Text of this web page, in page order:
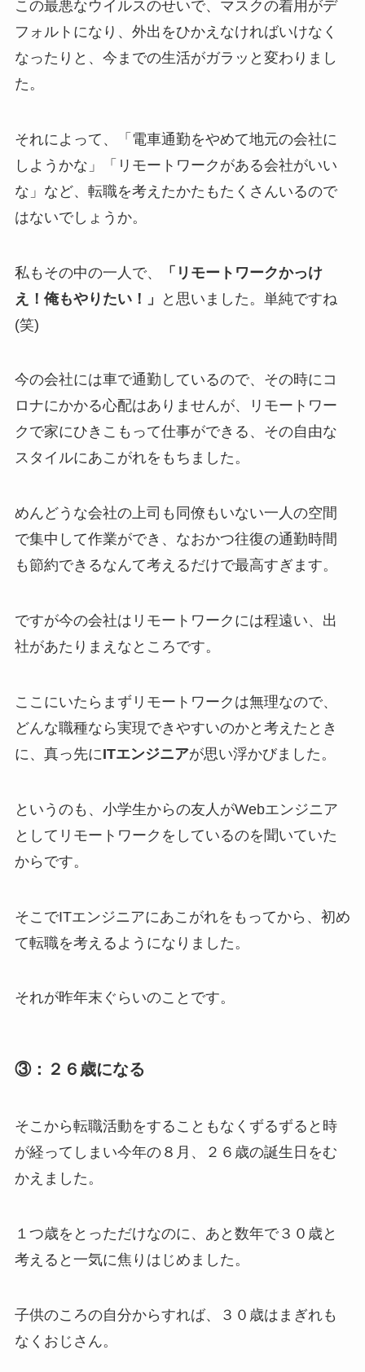
この最悪なウイルスのせいで、マスクの着用がデ
フォルトになり、外出をひかえなければいけなく
なったりと、今までの生活がガラッと変わりまし
た。
それによって、「電車通勤をやめて地元の会社に
しようかな」「リモートワークがある会社がいい
な」など、転職を考えたかたもたくさんいるので
はないでしょうか。
私もその中の一人で、
「リモートワークかっけ
え！俺もやりたい！」
と思いました。単純ですね
(笑)
今の会社には車で通勤しているので、その時にコ
ロナにかかる心配はありませんが、リモートワー
クで家にひきこもって仕事ができる、その自由な
スタイルにあこがれをもちました。
めんどうな会社の上司も同僚もいない一人の空間
で集中して作業ができ、なおかつ往復の通勤時間
も節約できるなんて考えるだけで最高すぎます。
ですが今の会社はリモートワークには程遠い、出
社があたりまえなところです。
ここにいたらまずリモートワークは無理なので、
どんな職種なら実現できやすいのかと考えたとき
に、真っ先にITエンジニアが思い浮かびました。
というのも、小学生からの友人がWebエンジニア
としてリモートワークをしているのを聞いていた
からです。
そこでITエンジニアにあこがれをもってから、初め
て転職を考えるようになりました。
それが昨年末ぐらいのことです。
③：２６歳になる
そこから転職活動をすることもなくずるずると時
が経ってしまい今年の８月、２６歳の誕生日をむ
かえました。
１つ歳をとっただけなのに、あと数年で３０歳と
考えると一気に焦りはじめました。
子供のころの自分からすれば、３０歳はまぎれも
なくおじさん。